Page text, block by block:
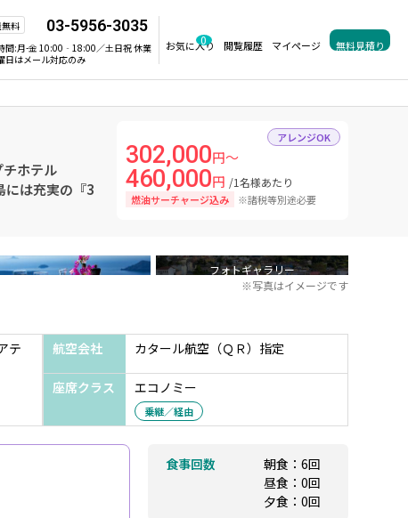
料 03-5956-3035
間:月-金 10:00‐18:00／土日祝 休業
日はメール対応のみ
お気に入り
0 閲覧履歴 マイページ 無料見積り
ホテル
は充実の『3
アレンジOK
302,000円～
460,000円 /1名様あたり
燃油サーチャージ込み ※諸税等別途必要
フォトギャラリー
※写真はイメージです
テ
航空会社 カタール航空（ＱＲ）指定
座席クラス エコノミー
乗継／経由
食事回数
朝食：6回
昼食：0回
夕食：0回